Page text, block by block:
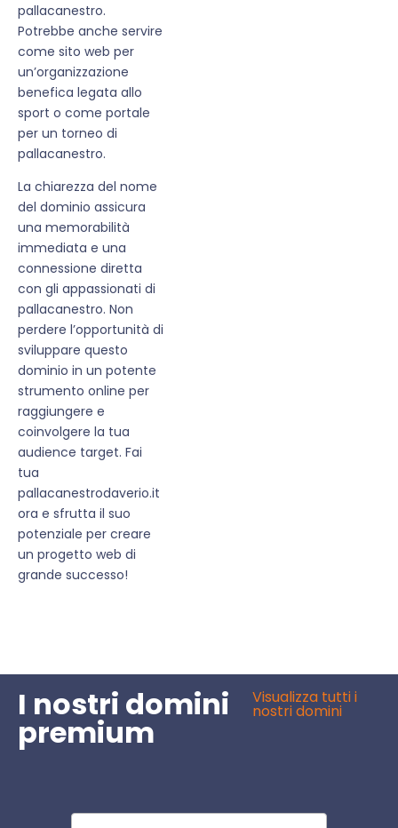
pallacanestro.
Potrebbe anche servire
come sito web per
un’organizzazione
benefica legata allo
sport o come portale
per un torneo di
pallacanestro.
La chiarezza del nome
del dominio assicura
una memorabilità
immediata e una
connessione diretta
con gli appassionati di
pallacanestro. Non
perdere l’opportunità di
sviluppare questo
dominio in un potente
strumento online per
raggiungere e
coinvolgere la tua
audience target. Fai
tua
pallacanestrodaverio.it
ora e sfrutta il suo
potenziale per creare
un progetto web di
grande successo!
I nostri domini
premium
Visualizza tutti i
nostri domini